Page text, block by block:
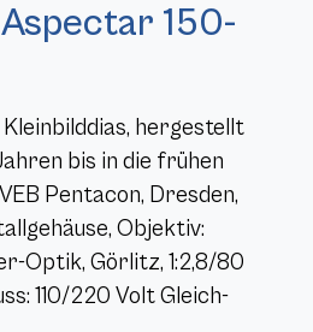
150-
hergestellt
bis in die frühen
Pentacon, Dresden,
Objektiv:
Optik, Görlitz, 1:2,8/80
110/220 Volt Gleich-